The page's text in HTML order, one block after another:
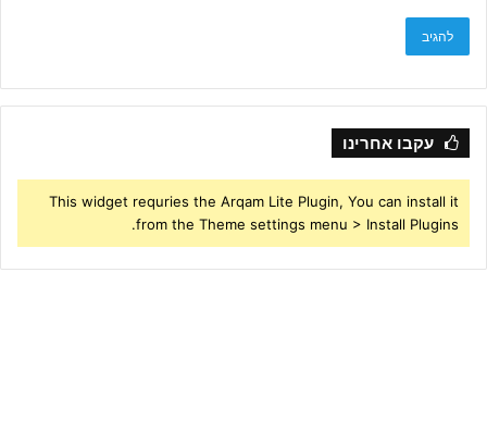
עקבו אחרינו
This widget requries the Arqam Lite Plugin, You can install it
from the Theme settings menu > Install Plugins.